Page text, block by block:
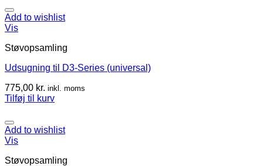
Add to wishlist
Vis
Støvopsamling
Udsugning til D3-Series (universal)
775,00 kr. inkl. moms
Tilføj til kurv
Add to wishlist
Vis
Støvopsamling